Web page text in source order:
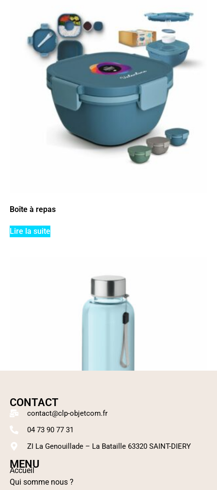
Boîte à repas
Lire la suite
Gourde en Tritan
MENU
Accueil
Qui somme nous ?
CONTACT
contact@clp-objetcom.fr
04 73 90 77 31
ZI La Genouillade – La Bataille 63320 SAINT-DIERY